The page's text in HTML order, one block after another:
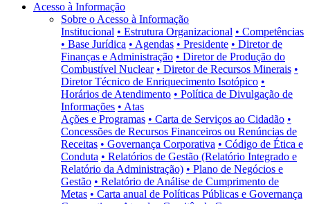
Acesso à Informação
Sobre o Acesso à Informação
Institucional • Estrutura Organizacional • Competências
• Base Jurídica • Agendas • Presidente • Diretor de
Finanças e Administração • Diretor de Produção do
Combustível Nuclear • Diretor de Recursos Minerais •
Diretor Técnico de Enriquecimento Isotópico •
Horários de Atendimento • Política de Divulgação de
Informações • Atas
Ações e Programas • Carta de Serviços ao Cidadão •
Concessões de Recursos Financeiros ou Renúncias de
Receitas • Governança Corporativa • Código de Ética e
Conduta • Relatórios de Gestão (Relatório Integrado e
Relatório da Administração) • Plano de Negócios e
Gestão • Relatório de Análise de Cumprimento de
Metas • Carta anual de Políticas Públicas e Governança